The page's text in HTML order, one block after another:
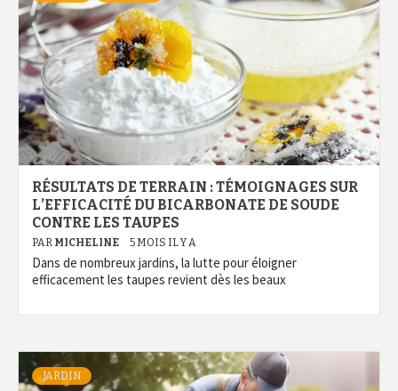
RÉSULTATS DE TERRAIN : TÉMOIGNAGES SUR
L’EFFICACITÉ DU BICARBONATE DE SOUDE
CONTRE LES TAUPES
PAR MICHELINE 5 MOIS IL Y A
Dans de nombreux jardins, la lutte pour éloigner
efficacement les taupes revient dès les beaux
JARDIN